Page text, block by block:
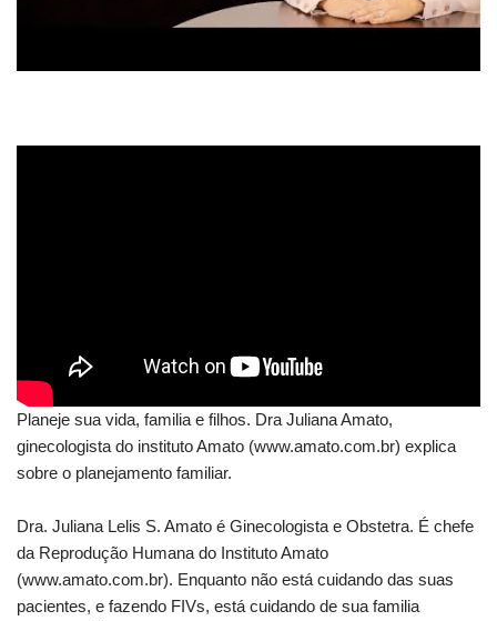
Planeje sua vida, familia e filhos. Dra Juliana Amato,
ginecologista do instituto Amato (www.amato.com.br) explica
sobre o planejamento familiar.
Dra. Juliana Lelis S. Amato é Ginecologista e Obstetra. É chefe
da Reprodução Humana do Instituto Amato
(www.amato.com.br). Enquanto não está cuidando das suas
pacientes, e fazendo FIVs, está cuidando de sua familia